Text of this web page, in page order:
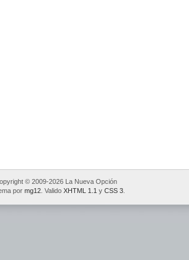
© 2009-2026 La Nueva Opción
por mg12 . Valido XHTML 1.1 y CSS 3